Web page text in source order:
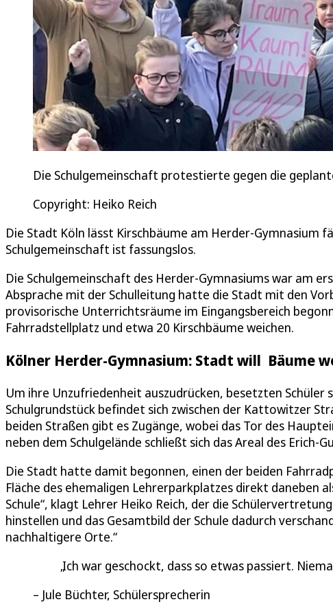
Die Schulgemeinschaft protestierte gegen die
Copyright: Heiko Reich
Die Stadt Köln lässt Kirschbäume am Herder-Gymnasium
Schulgemeinschaft ist fassungslos.
Die Schulgemeinschaft des Herder-Gymnasiums war am
Absprache mit der Schulleitung hatte die Stadt mit den
provisorische Unterrichtsräume im Eingangsbereich
Fahrradstellplatz und etwa 20 Kirschbäume weichen.
Kölner Herder-Gymnasium: Stadt will Bäume
Um ihre Unzufriedenheit auszudrücken, besetzten
Schulgrundstück befindet sich zwischen der Kattowitzer
beiden Straßen gibt es Zugänge, wobei das Tor des
neben dem Schulgelände schließt sich das Areal des Erich-
Die Stadt hatte damit begonnen, einen der beiden
Fläche des ehemaligen Lehrerparkplatzes direkt daneben
Schule“, klagt Lehrer Heiko Reich, der die
hinstellen und das Gesamtbild der Schule dadurch
nachhaltigere Orte.“
Ich war geschockt, dass so etwas passiert.
Jule Büchter, Schülersprecherin